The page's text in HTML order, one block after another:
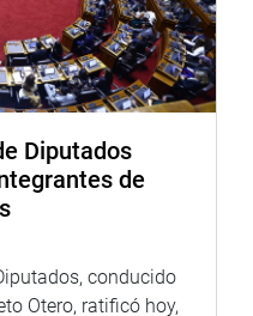
Diputados
de
conducido
Otero, ratificó hoy,